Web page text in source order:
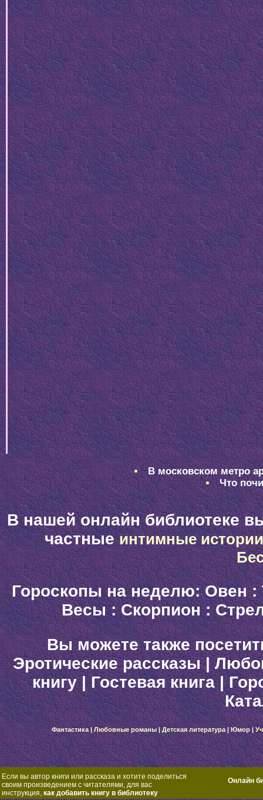
В московском метро
Что
В нашей онлайн библиотеке
частныеинтимные истории
Гороскопы на неделю:Овен:
Весы:Скорпион:
Вы можете также
Эротические рассказы|
книгу|Гостевая книга|
Фантастика| Любовные романы|Детская литература| Юмор|
Если вы автор книги или рассказа и хотите поделиться
своим произведением с читателями, для вас
инструкция, как добавить книгу в библиотеку
Онлайн